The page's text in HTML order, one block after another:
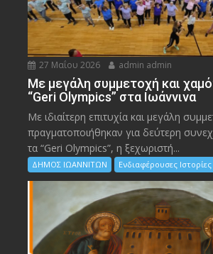
27 Μαΐου 2026 admin admin
Με μεγάλη συμμετοχή και
“Geri Olympics” στα Ιωάννινα
Με ιδιαίτερη επιτυχία και μεγάλη
πραγματοποιήθηκαν για δεύτερη
τα “Geri Olympics”, η ξεχωριστή...
ΔΗΜΟΣ ΙΩΑΝΝΙΤΩΝ Ενδιαφέρουσες Ιστορίες